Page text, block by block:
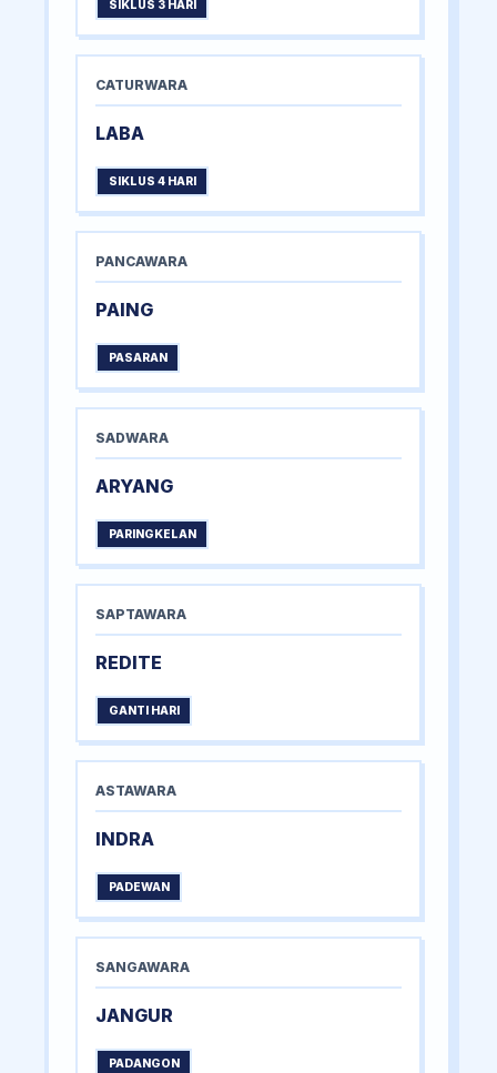
SIKLUS 3 HARI
CATURWARA
LABA
SIKLUS 4 HARI
PANCAWARA
PAING
PASARAN
SADWARA
ARYANG
PARINGKELAN
SAPTAWARA
REDITE
GANTI HARI
ASTAWARA
INDRA
PADEWAN
SANGAWARA
JANGUR
PADANGON